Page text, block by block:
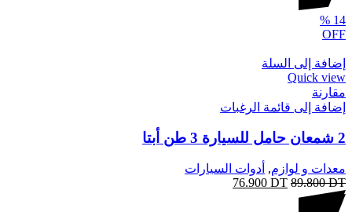
14
%
OFF
إضافة إلى السلة
Quick view
مقارنة
إضافة إلى قائمة الرغبات
2 شمعان حامل للسيارة 3 طن أبتا
معدات و لوازم, أدوات السيارات
89.800DT
76.900 DT